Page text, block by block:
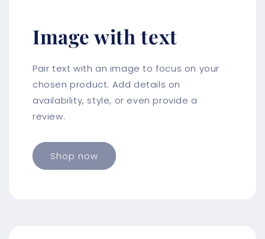
Image with text
Pair text with an image to focus on your
chosen product. Add details on
availability, style, or even provide a
review.
Shop now